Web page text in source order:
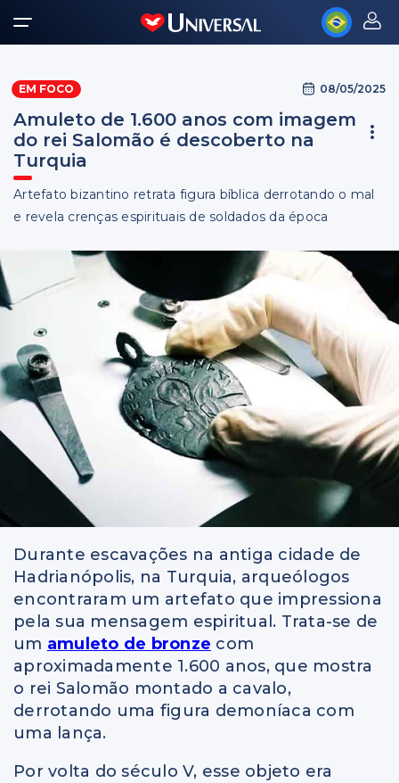
EM FOCO 08/05/2025
Amuleto de 1.600 anos com imagem
do rei Salomão é descoberto na
Turquia
Artefato bizantino retrata figura bíblica derrotando o mal
e revela crenças espirituais de soldados da época
Durante escavações na antiga cidade de
Hadrianópolis, na Turquia, arqueólogos
encontraram um artefato que impressiona
pela sua mensagem espiritual. Trata-se de
um amuleto de bronze com
aproximadamente 1.600 anos, que mostra
o rei Salomão montado a cavalo,
derrotando uma figura demoníaca com
uma lança.
Por volta do século V, esse objeto era